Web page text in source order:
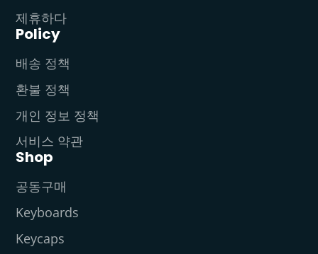
제휴하다
Policy
배송 정책
환불 정책
개인 정보 정책
서비스 약관
Shop
공동구매
Keyboards
Keycaps